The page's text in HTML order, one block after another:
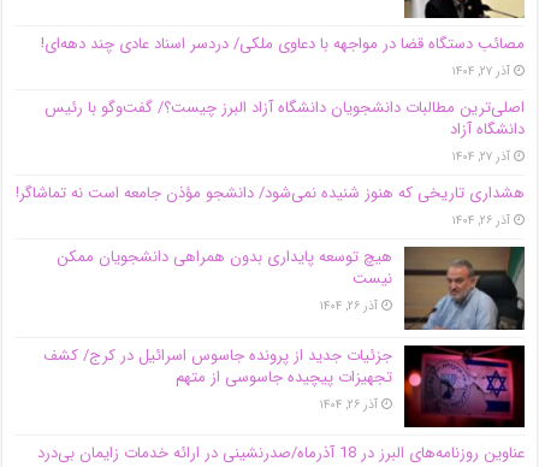
مصائب دستگاه قضا در مواجهه با دعاوی ملکی/ دردسر اسناد عادی چند‌ دهه‌ای!
آذر ۲۷, ۱۴۰۴
اصلی‌ترین مطالبات دانشجویان دانشگاه آزاد البرز چیست؟/ گفت‌وگو با رئیس
دانشگاه آز‌اد
آذر ۲۷, ۱۴۰۴
هشداری تاریخی که هنوز شنیده نمی‌شود/ دانشجو مؤذن جامعه است نه تماشاگر!
آذر ۲۶, ۱۴۰۴
هیچ توسعه پایداری بدون همراهی دانشجویان ممکن
نیست
آذر ۲۶, ۱۴۰۴
جزئیات جدید از پرونده جاسوس اسرائیل در کرج/‌ کشف
تجهیزات پیچیده جاسوسی از متهم
آذر ۲۶, ۱۴۰۴
عناوین روزنامه‌های البرز در ‌18 آذرماه/صدرنشینی در ارائه خدمات زایمان بی‌درد